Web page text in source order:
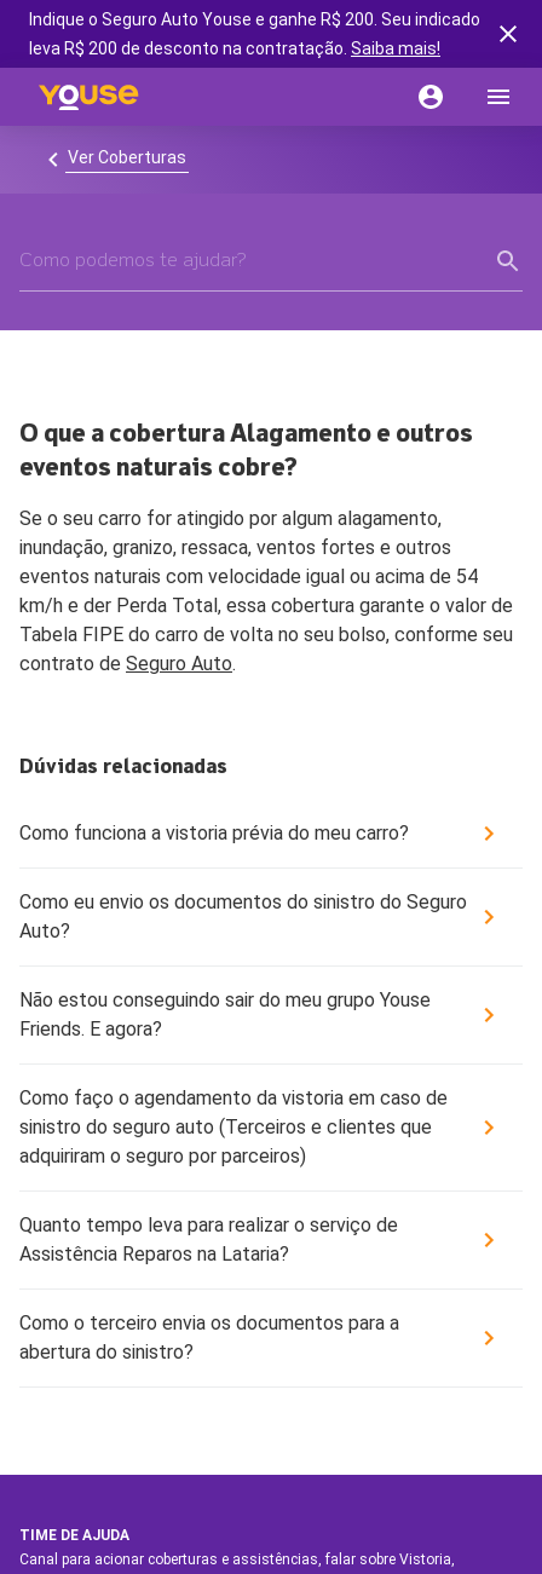
Indique o Seguro Auto Youse e ganhe R$ 200. Seu indicado
leva R$ 200 de desconto na contratação. Saiba mais!
Ver Coberturas
O que a cobertura Alagamento e outros
eventos naturais cobre?
Se o seu carro for atingido por algum alagamento,
inundação, granizo, ressaca, ventos fortes e outros
eventos naturais com velocidade igual ou acima de 54
km/h e der Perda Total, essa cobertura garante o valor de
Tabela FIPE do carro de volta no seu bolso, conforme seu
contrato de Seguro Auto.
Dúvidas relacionadas
Como funciona a vistoria prévia do meu carro?
Como eu envio os documentos do sinistro do Seguro
Auto?
Não estou conseguindo sair do meu grupo Youse
Friends. E agora?
Como faço o agendamento da vistoria em caso de
sinistro do seguro auto (Terceiros e clientes que
adquiriram o seguro por parceiros)
Quanto tempo leva para realizar o serviço de
Assistência Reparos na Lataria?
Como o terceiro envia os documentos para a
abertura do sinistro?
TIME DE AJUDA
Canal para acionar coberturas e assistências, falar sobre Vistoria,